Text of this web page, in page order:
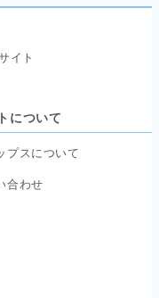
イト
について
プスについて
合わせ